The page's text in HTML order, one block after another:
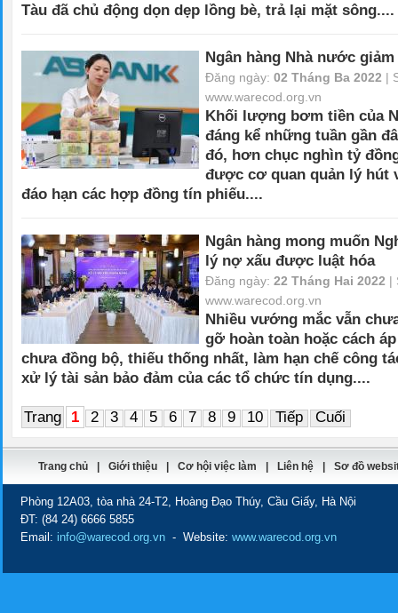
Tàu đã chủ động dọn dẹp lồng bè, trả lại mặt sông....
Ngân hàng Nhà nước
Đăng ngày: 02 Tháng Ba 2022 |
www.warecod.org.vn
Khối lượng bơm tiền của
đáng kể những tuần gần
đó, hơn chục nghìn tỷ
được cơ quan quản lý hút
đáo hạn các hợp đồng tín phiếu....
Ngân hàng mong muốn
lý nợ xấu được luật hóa
Đăng ngày: 22 Tháng Hai 2022 |
www.warecod.org.vn
Nhiều vướng mắc vẫn
gỡ hoàn toàn hoặc cách
chưa đồng bộ, thiếu thống nhất, làm hạn chế công
xử lý tài sản bảo đảm của các tổ chức tín dụng....
Trang 1 2 3 4 5 6 7 8 9 10 Tiếp Cuối
Trang chủ Giới thiệu Cơ hội việc làm Liên hệ Sơ đồ
Phòng 12A03, tòa nhà 24-T2, Hoàng Đạo Thúy, Cầu Giấy, Hà Nội
ĐT: (84 24) 6666 5855
Email: info@warecod.org.vn - Website: www.warecod.org.vn